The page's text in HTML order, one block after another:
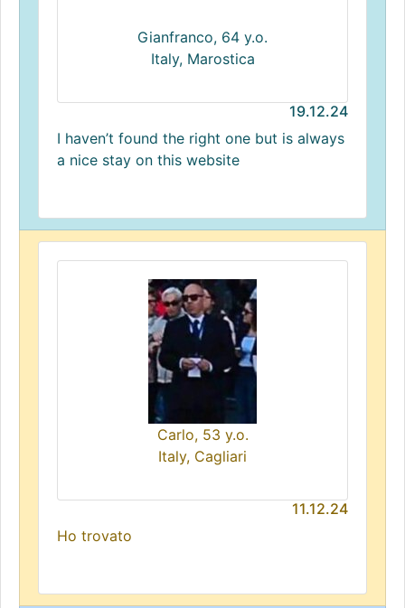
Gianfranco, 64 y.o.
Italy, Marostica
19.12.24
I haven’t found the right one but is always
a nice stay on this website
Carlo, 53 y.o.
Italy, Cagliari
11.12.24
Ho trovato